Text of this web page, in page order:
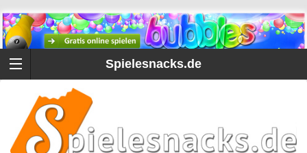
Spielesnacks.de